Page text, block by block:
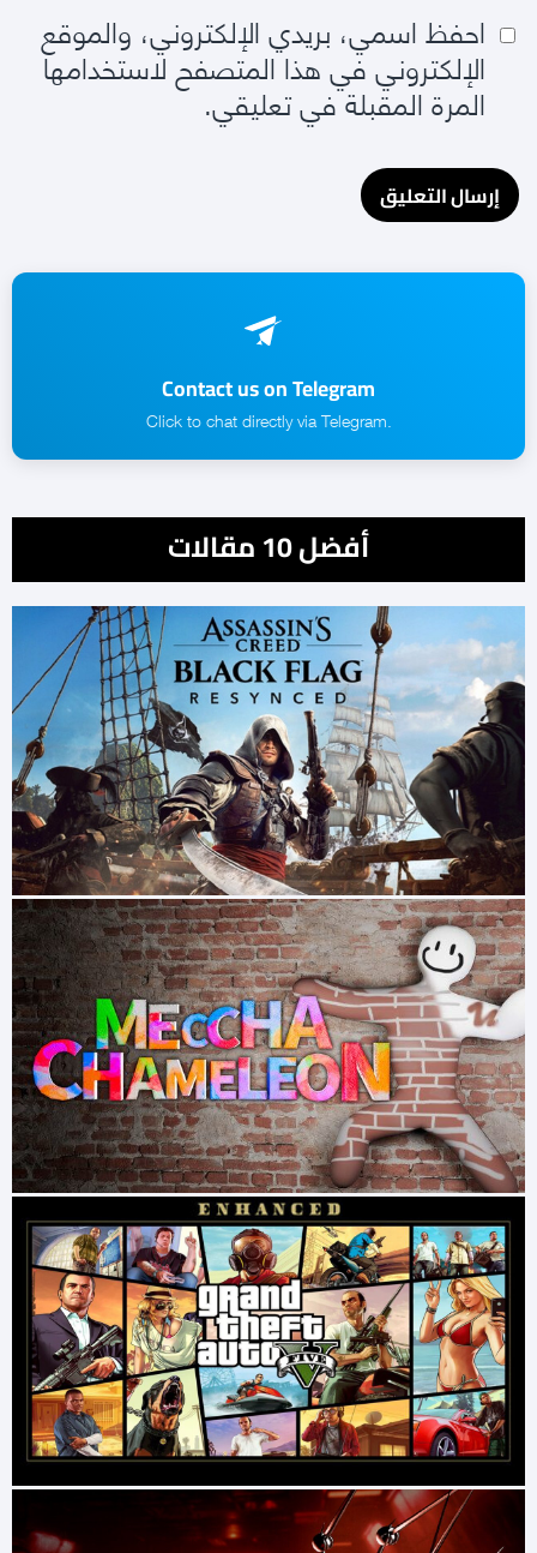
احفظ اسمي، بريدي الإلكتروني، والموقع
الإلكتروني في هذا المتصفح لاستخدامها
المرة المقبلة في تعليقي.
Contact us on Telegram
.Click to chat directly via Telegram
أفضل 10 مقالات